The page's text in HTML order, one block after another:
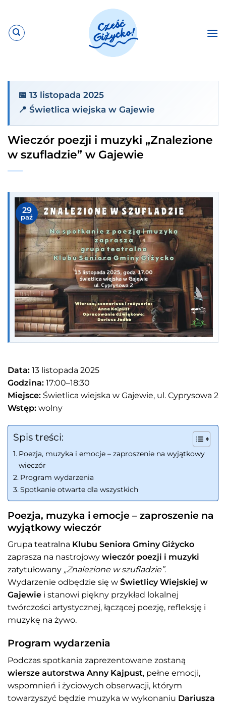
zawartości
📅 13 listopada 2025
📍 Świetlica wiejska w Gajewie
Wieczór poezji i muzyki „Znalezione
w szufladzie” w Gajewie
29
paź
Data: 13 listopada 2025
Godzina: 17:00–18:30
Miejsce: Świetlica wiejska w Gajewie, ul. Cyprysowa 2
Wstęp: wolny
Spis treści:
Poezja, muzyka i emocje – zaproszenie na wyjątkowy
wieczór
Program wydarzenia
Spotkanie otwarte dla wszystkich
Poezja, muzyka i emocje – zaproszenie na
wyjątkowy wieczór
Grupa teatralna Klubu Seniora Gminy Giżycko
zaprasza na nastrojowy wieczór poezji i muzyki
zatytułowany „Znalezione w szufladzie”.
Wydarzenie odbędzie się w Świetlicy Wiejskiej w
Gajewie i stanowi piękny przykład lokalnej
twórczości artystycznej, łączącej poezję, refleksję i
muzykę na żywo.
Program wydarzenia
Podczas spotkania zaprezentowane zostaną
wiersze autorstwa Anny Kajpust, pełne emocji,
wspomnień i życiowych obserwacji, którym
towarzyszyć będzie muzyka w wykonaniu Dariusza